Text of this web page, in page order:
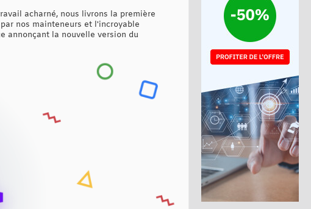
acharné, nous livrons la première
nos mainteneurs et l'incroyable
annonçant la nouvelle version du